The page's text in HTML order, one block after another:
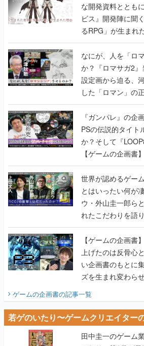
な開発資料ととも
ビス』開発陣に聞
るRPG」が生まれ
書】
なにが、人を「ロ
か？『ロマサガ2
設定画から迫る、
した「ロマン」の
書】
『ガンパレ』の
PSの伝説的タイト
か？そして『
【ゲームの企画書】
世界が認めるゲー
とはいったい何が
ウ・外山圭一郎ら
れたこだわりを語
画書】
【ゲームの企画書
上げたのは反骨心
い企画書のもとに
ズを生まれ変わら
ゲームの企画書の記事一覧
若ゲのいたり〜ゲームクリエイター
田中圭一のゲーム